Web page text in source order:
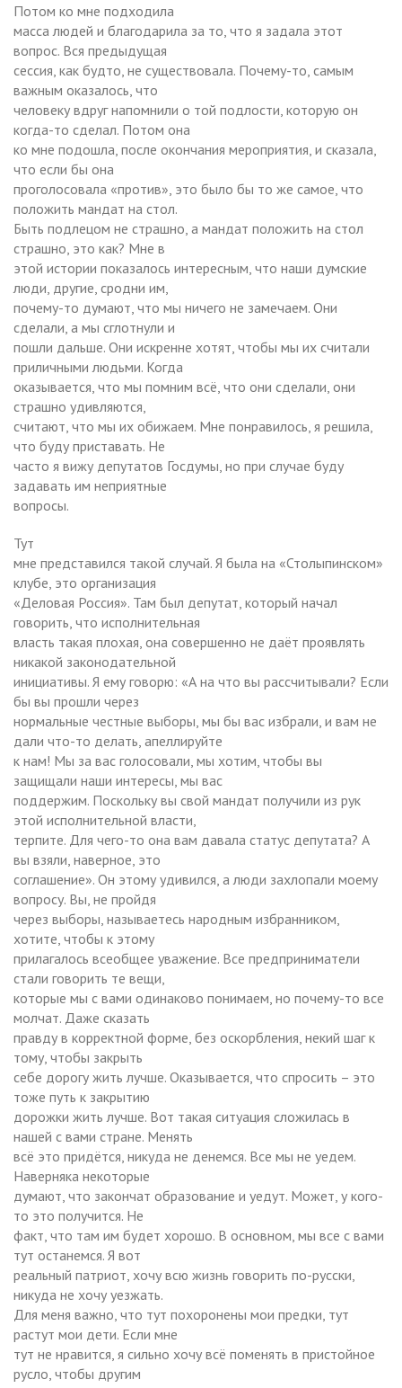
Потом ко мне подходила
масса людей и благодарила за то, что я задала этот
вопрос. Вся предыдущая
сессия, как будто, не существовала. Почему-то, самым
важным оказалось, что
человеку вдруг напомнили о той подлости, которую он
когда-то сделал. Потом она
ко мне подошла, после окончания мероприятия, и сказала,
что если бы она
проголосовала «против», это было бы то же самое, что
положить мандат на стол.
Быть подлецом не страшно, а мандат положить на стол
страшно, это как? Мне в
этой истории показалось интересным, что наши думские
люди, другие, сродни им,
почему-то думают, что мы ничего не замечаем. Они
сделали, а мы сглотнули и
пошли дальше. Они искренне хотят, чтобы мы их считали
приличными людьми. Когда
оказывается, что мы помним всё, что они сделали, они
страшно удивляются,
считают, что мы их обижаем. Мне понравилось, я решила,
что буду приставать. Не
часто я вижу депутатов Госдумы, но при случае буду
задавать им неприятные
вопросы.
Тут
мне представился такой случай. Я была на «Столыпинском»
клубе, это организация
«Деловая Россия». Там был депутат, который начал
говорить, что исполнительная
власть такая плохая, она совершенно не даёт проявлять
никакой законодательной
инициативы. Я ему говорю: «А на что вы рассчитывали? Если
бы вы прошли через
нормальные честные выборы, мы бы вас избрали, и вам не
дали что-то делать, апеллируйте
к нам! Мы за вас голосовали, мы хотим, чтобы вы
защищали наши интересы, мы вас
поддержим. Поскольку вы свой мандат получили из рук
этой исполнительной власти,
терпите. Для чего-то она вам давала статус депутата? А
вы взяли, наверное, это
соглашение». Он этому удивился, а люди захлопали моему
вопросу. Вы, не пройдя
через выборы, называетесь народным избранником,
хотите, чтобы к этому
прилагалось всеобщее уважение. Все предприниматели
стали говорить те вещи,
которые мы с вами одинаково понимаем, но почему-то все
молчат. Даже сказать
правду в корректной форме, без оскорбления, некий шаг к
тому, чтобы закрыть
себе дорогу жить лучше. Оказывается, что спросить – это
тоже путь к закрытию
дорожки жить лучше. Вот такая ситуация сложилась в
нашей с вами стране. Менять
всё это придётся, никуда не денемся. Все мы не уедем.
Наверняка некоторые
думают, что закончат образование и уедут. Может, у кого-
то это получится. Не
факт, что там им будет хорошо. В основном, мы все с вами
тут останемся. Я вот
реальный патриот, хочу всю жизнь говорить по-русски,
никуда не хочу уезжать.
Для меня важно, что тут похоронены мои предки, тут
растут мои дети. Если мне
тут не нравится, я сильно хочу всё поменять в пристойное
русло, чтобы другим